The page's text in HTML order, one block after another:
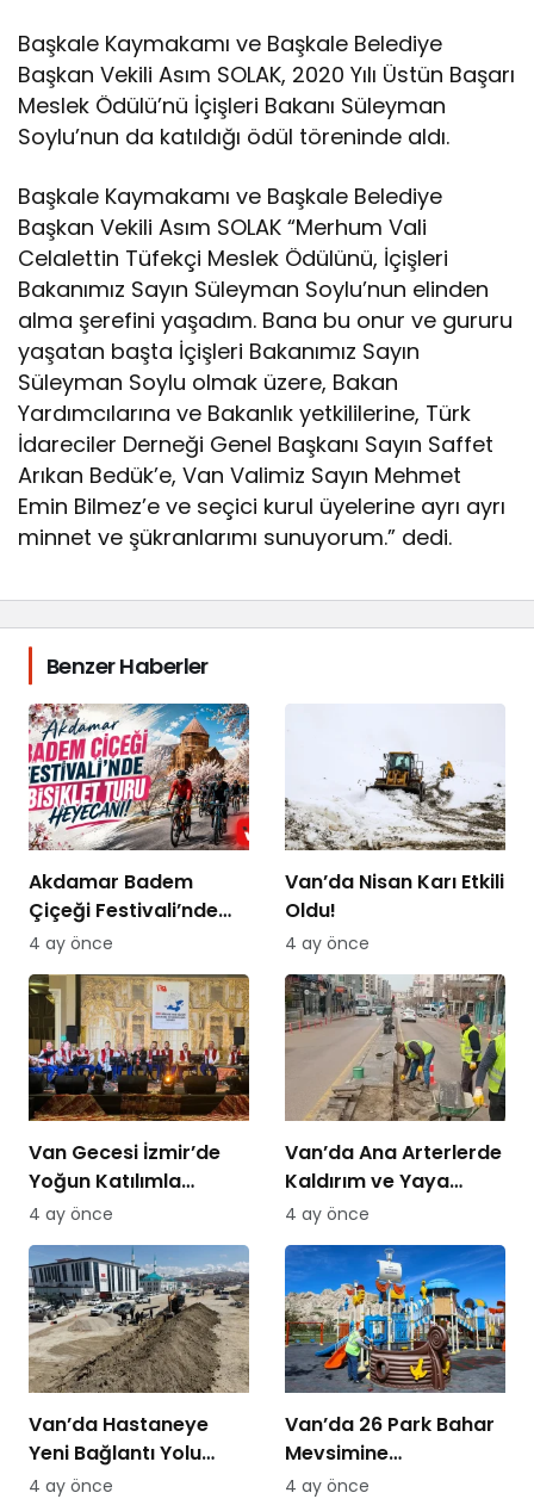
Başkale Kaymakamı ve Başkale Belediye
Başkan Vekili Asım SOLAK, 2020 Yılı Üstün Başarı
Meslek Ödülü’nü İçişleri Bakanı Süleyman
Soylu’nun da katıldığı ödül töreninde aldı.
Başkale Kaymakamı ve Başkale Belediye
Başkan Vekili Asım SOLAK “Merhum Vali
Celalettin Tüfekçi Meslek Ödülünü, İçişleri
Bakanımız Sayın Süleyman Soylu’nun elinden
alma şerefini yaşadım. Bana bu onur ve gururu
yaşatan başta İçişleri Bakanımız Sayın
Süleyman Soylu olmak üzere, Bakan
Yardımcılarına ve Bakanlık yetkililerine, Türk
İdareciler Derneği Genel Başkanı Sayın Saffet
Arıkan Bedük’e, Van Valimiz Sayın Mehmet
Emin Bilmez’e ve seçici kurul üyelerine ayrı ayrı
minnet ve şükranlarımı sunuyorum.” dedi.
Benzer Haberler
Akdamar Badem
Çiçeği Festivali’nde
Bisiklet Turu Heyecanı
4 ay önce
Van’da Nisan Karı Etkili
Oldu!
4 ay önce
Van Gecesi İzmir’de
Yoğun Katılımla
Düzenlendi
4 ay önce
Van’da Ana Arterlerde
Kaldırım ve Yaya
Yolları Yenileniyor
4 ay önce
Van’da Hastaneye
Yeni Bağlantı Yolu
Yapılıyor
4 ay önce
Van’da 26 Park Bahar
Mevsimine
Hazırlanıyor
4 ay önce